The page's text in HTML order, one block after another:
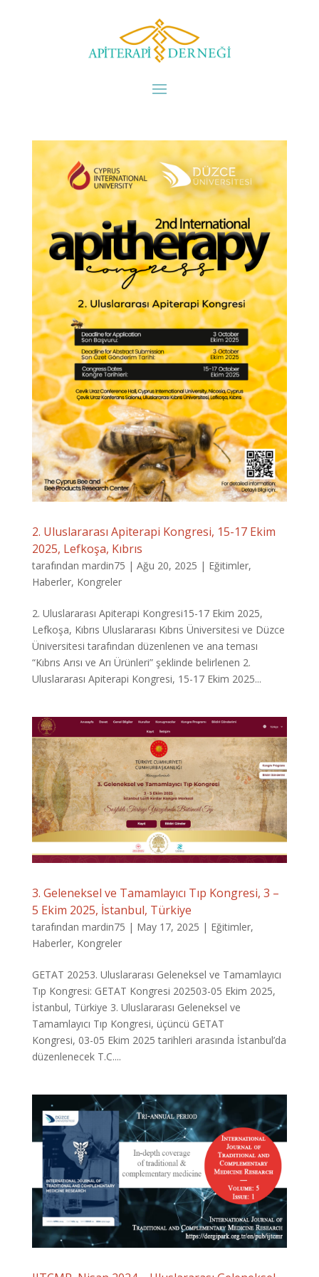
2. Uluslararası Apiterapi Kongresi, 15-17 Ekim
2025, Lefkoşa, Kıbrıs
tarafından mardin75 | Ağu 20, 2025 | Eğitimler,
Haberler, Kongreler
2. Uluslararası Apiterapi Kongresi15-17 Ekim 2025,
Lefkoşa, Kıbrıs Uluslararası Kıbrıs Üniversitesi ve Düzce
Üniversitesi tarafından düzenlenen ve ana teması
“Kıbrıs Arısı ve Arı Ürünleri” şeklinde belirlenen 2.
Uluslararası Apiterapi Kongresi, 15-17 Ekim 2025...
3. Geleneksel ve Tamamlayıcı Tıp Kongresi, 3 –
5 Ekim 2025, İstanbul, Türkiye
tarafından mardin75 | May 17, 2025 | Eğitimler,
Haberler, Kongreler
GETAT 20253. Uluslararası Geleneksel ve Tamamlayıcı
Tıp Kongresi: GETAT Kongresi 202503-05 Ekim 2025,
İstanbul, Türkiye 3. Uluslararası Geleneksel ve
Tamamlayıcı Tıp Kongresi, üçüncü GETAT
Kongresi, 03-05 Ekim 2025 tarihleri arasında İstanbul’da
düzenlenecek T.C....